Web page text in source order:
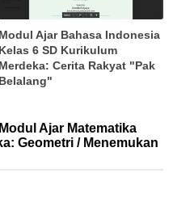
Modul Ajar Bahasa Indonesia
Kelas 6 SD Kurikulum
Merdeka: Cerita Rakyat "Pak
Belalang"
Ajar Matematika
Geometri / Menemukan